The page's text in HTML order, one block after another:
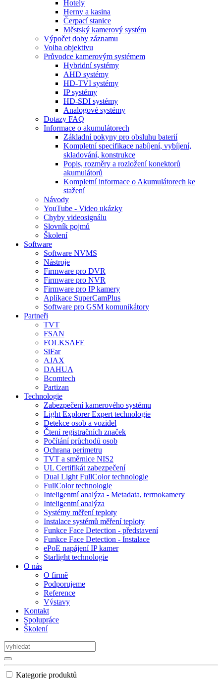
Hotely
Herny a kasina
Čerpací stanice
Městský kamerový systém
Výpočet doby záznamu
Volba objektivu
Průvodce kamerovým systémem
Hybridní systémy
AHD systémy
HD-TVI systémy
IP systémy
HD-SDI systémy
Analogové systémy
Dotazy FAQ
Informace o akumulátorech
Základní pokyny pro obsluhu baterií
Kompletní specifikace nabíjení, vybíjení,
skladování, konstrukce
Popis, rozměry a rozložení konektorů
akumulátorů
Kompletní informace o Akumulátorech ke
stažení
Návody
YouTube - Video ukázky
Chyby videosignálu
Slovník pojmů
Školení
Software
Software NVMS
Nástroje
Firmware pro DVR
Firmware pro NVR
Firmware pro IP kamery
Aplikace SuperCamPlus
Software pro GSM komunikátory
Partneři
TVT
FSAN
FOLKSAFE
SiFar
AJAX
DAHUA
Bcomtech
Partizan
Technologie
Zabezpečení kamerového systému
Light Explorer Expert technologie
Detekce osob a vozidel
Čtení registračních značek
Počítání průchodů osob
Ochrana perimetru
TVT a směrnice NIS2
UL Certifikát zabezpečení
Dual Light FullColor technologie
FullColor technologie
Inteligentní analýza - Metadata, termokamery
Inteligentní analýza
Systémy měření teploty
Instalace systémů měření teploty
Funkce Face Detection - představení
Funkce Face Detection - Instalace
ePoE napájení IP kamer
Starlight technologie
O nás
O firmě
Podporujeme
Reference
Výstavy
Kontakt
Spolupráce
Školení
Kategorie produktů